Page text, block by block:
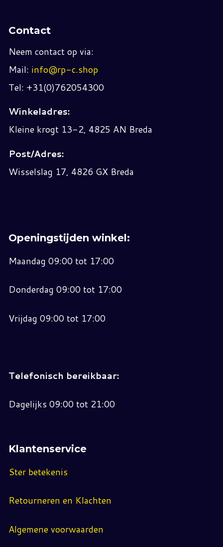
Contact
Neem contact op via:
Mail: info@rp-c.shop
Tel: +31(0)762054300
Winkeladres:
Kleine krogt 13-2, 4825 AN Breda
Post/Adres:
Wisselslag 17, 4826 GX Breda
Openingstijden winkel:
Maandag 09:00 tot 17:00
Donderdag 09:00 tot 17:00
Vrijdag 09:00 tot 17:00
Telefonisch bereikbaar:
Dagelijks 09:00 tot 21:00
Klantenservice
Ster betekenis
Retourneren en Klachten
Algemene voorwaarden